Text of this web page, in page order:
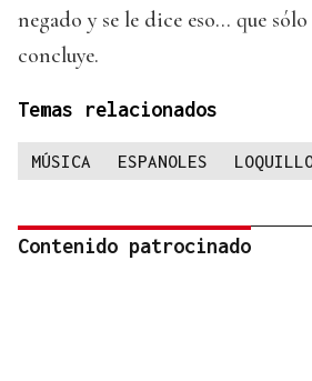
negado y se le dice eso... que
concluye.
Temas relacionados
MÚSICA ESPANOLES
Contenido patrocinado